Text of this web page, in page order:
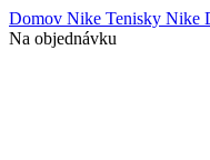
Domov Nike Tenisky Nike
Na objednávku